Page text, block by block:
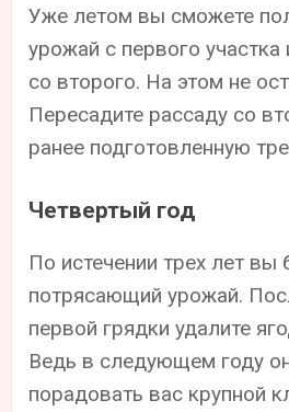
Уже летом вы сможете
урожай с первого
со второго. На этом не
Пересадите рассаду со
ранее подготовленную
Четвертый год
По истечении трех лет вы
потрясающий урожай.
первой грядки удалите
Ведь в следующем году
порадовать вас крупной